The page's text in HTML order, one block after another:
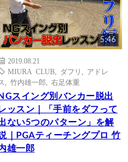
5:46
2019.08.21
MIURA CLUB
ダフリ
アドレ
竹内雄一郎 右足体重
NGスイング別バンカー脱出
ッスン｜「手前をダフって
ない5つのパターン」を解
｜PGAティーチングプロ 竹
雄一郎